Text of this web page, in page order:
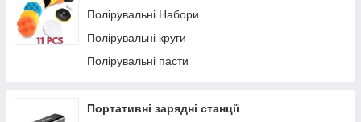
Полірувальні Набори
Полірувальні круги
Полірувальні пасти
Портативні зарядні станції